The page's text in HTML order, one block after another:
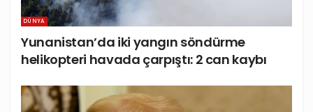
DÜNYA
Yunanistan’da iki yangın söndürme
helikopteri havada çarpıştı: 2 can kaybı